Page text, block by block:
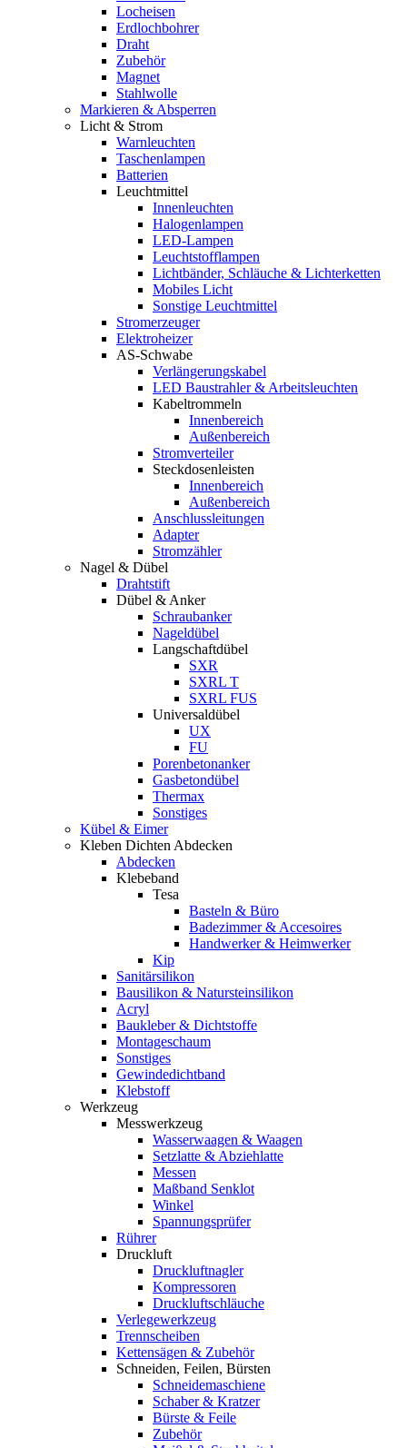
Locheisen
Erdlochbohrer
Draht
Zubehör
Magnet
Stahlwolle
Markieren & Absperren
Licht & Strom
Warnleuchten
Taschenlampen
Batterien
Leuchtmittel
Innenleuchten
Halogenlampen
LED-Lampen
Leuchtstofflampen
Lichtbänder, Schläuche & Lichterketten
Mobiles Licht
Sonstige Leuchtmittel
Stromerzeuger
Elektroheizer
AS-Schwabe
Verlängerungskabel
LED Baustrahler & Arbeitsleuchten
Kabeltrommeln
Innenbereich
Außenbereich
Stromverteiler
Steckdosenleisten
Innenbereich
Außenbereich
Anschlussleitungen
Adapter
Stromzähler
Nagel & Dübel
Drahtstift
Dübel & Anker
Schraubanker
Nageldübel
Langschaftdübel
SXR
SXRL T
SXRL FUS
Universaldübel
UX
FU
Porenbetonanker
Gasbetondübel
Thermax
Sonstiges
Kübel & Eimer
Kleben Dichten Abdecken
Abdecken
Klebeband
Tesa
Basteln & Büro
Badezimmer & Accesoires
Handwerker & Heimwerker
Kip
Sanitärsilikon
Bausilikon & Natursteinsilikon
Acryl
Baukleber & Dichtstoffe
Montageschaum
Sonstiges
Gewindedichtband
Klebstoff
Werkzeug
Messwerkzeug
Wasserwaagen & Waagen
Setzlatte & Abziehlatte
Messen
Maßband Senklot
Winkel
Spannungsprüfer
Rührer
Druckluft
Druckluftnagler
Kompressoren
Druckluftschläuche
Verlegewerkzeug
Trennscheiben
Kettensägen & Zubehör
Schneiden, Feilen, Bürsten
Schneidemaschiene
Schaber & Kratzer
Bürste & Feile
Zubehör